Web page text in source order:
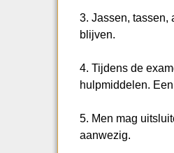
3. Jassen, tassen,
blijven.
4. Tijdens de
hulpmiddelen.
5. Men mag
aanwezig.